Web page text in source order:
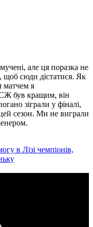
але ця поразка не
сюди дістатися. Як
матчем я
був кращим, він
зіграли у фіналі,
сезон. Ми не виграли
в Лізі чемпіонів,